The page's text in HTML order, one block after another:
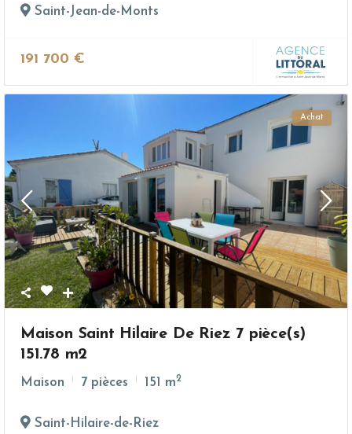
Saint-Jean-de-Monts
191 700 €
Achat
Maison Saint Hilaire De Riez 7 pièce(s)
151.78 m2
Maison 7 pièces 151 m2
Saint-Hilaire-de-Riez